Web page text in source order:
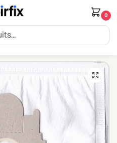
0
offerte dès 30€ d’achat.